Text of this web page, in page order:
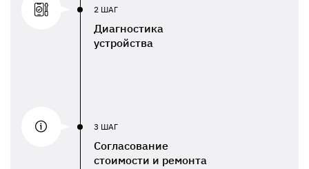
2 ШАГ
Диагностика
устройства
3 ШАГ
Согласование
стоимости и ремонта